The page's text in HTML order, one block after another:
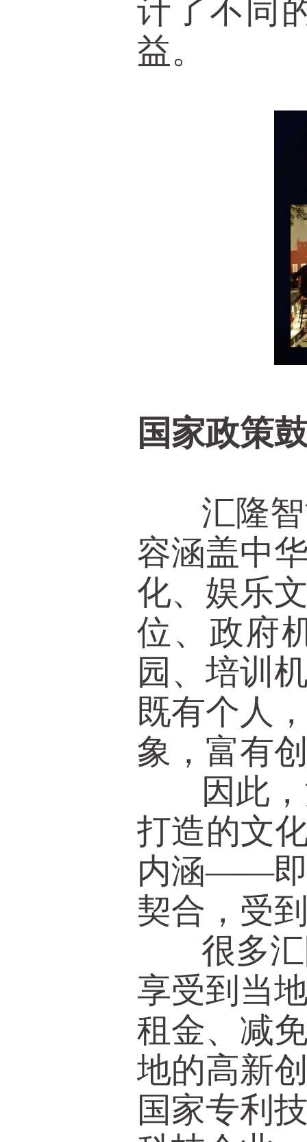
计了不同
益。
国家政策
汇隆智
容涵盖中
化、娱乐
位、政府
园、培训
既有个人
象，富有
因此，
打造的文
内涵——即
契合，受
很多汇
享受到当
租金、减
地的高新
国家专利